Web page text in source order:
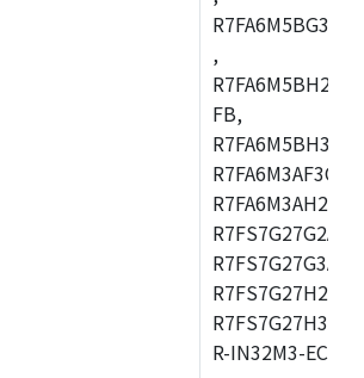
,
FB,
R-IN32M3-EC